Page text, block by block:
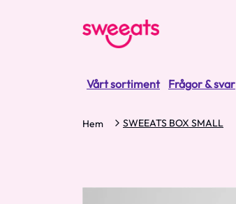
Vårt sortiment Frågor & svar
Hem SWEEATS BOX SMALL